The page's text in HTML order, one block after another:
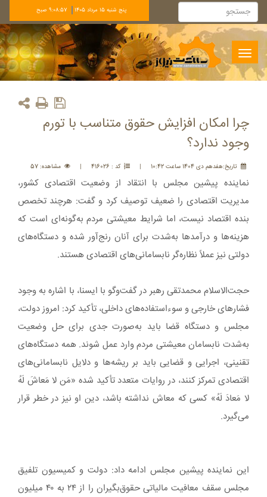
پنج شنبه 15 مرداد 1405 9:08:57 صبح
Toggle
navigation
چرا امکان افزایش حقوق متناسب با تورم
وجود ندارد؟
تاريخ:هفدهم دی 1404 ساعت 10:42 | کد : 416026 | مشاهده: 57
نماینده پیشین مجلس با انتقاد از وضعیت اقتصادی کشور،
مدیریت اقتصادی را ضعیف توصیف کرد و گفت: هرچند تخصص
بنده اقتصاد نیست، اما شرایط معیشتی مردم به‌گونه‌ای است که
هزینه‌ها و درآمدها به‌شدت برای آنان رنج‌آور شده و دستگاه‌های
دولتی نیز عملاً نظاره‌گر نابسامانی‌های اقتصادی هستند.
حجت‌الاسلام محمدتقی رهبر در گفت‌وگو با ایسنا، با اشاره به وجود
فشارهای خارجی و سوءاستفاده‌های داخلی، تأکید کرد: امروز دولت،
مجلس و دستگاه قضا باید به‌صورت جدی برای حل وضعیت
به‌شدت نابسامان معیشتی مردم وارد عمل شوند. همه دستگاه‌های
تقنینی، اجرایی و قضایی باید بر ریشه‌ها و دلایل نابسامانی‌های
اقتصادی تمرکز کنند، در روایات متعدد تأکید شده «مَن لا مَعاشَ لَهُ
لا مَعادَ لَهُ» کسی که معاش نداشته باشد، دین او نیز در خطر قرار
می‌گیرد.
این نماینده پیشین مجلس ادامه داد: دولت و کمیسیون تلفیق
مجلس سقف معافیت مالیاتی حقوق‌بگیران را از ۲۴ به ۴۰ میلیون